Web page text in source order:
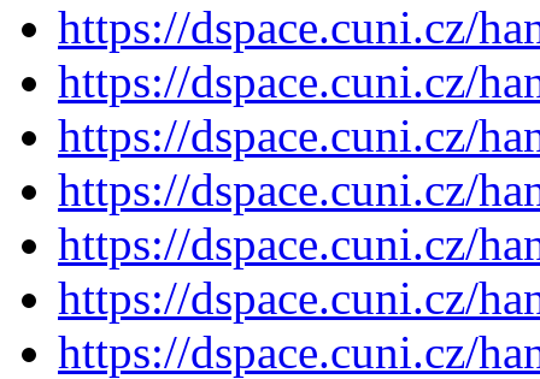
https://dspace.cuni.cz/
https://dspace.cuni.cz/
https://dspace.cuni.cz/
https://dspace.cuni.cz/
https://dspace.cuni.cz/
https://dspace.cuni.cz/
https://dspace.cuni.cz/